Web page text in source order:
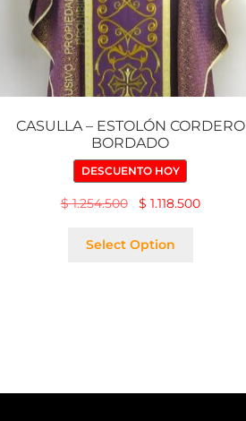
CASULLA – ESTOLÓN CORDERO
BORDADO
DESCUENTO HOY
$1.254.500 $ 1.118.500
Select Option